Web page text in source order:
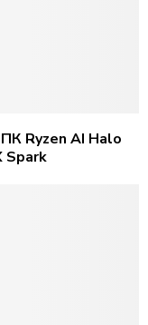
Ryzen AI Halo
Spark